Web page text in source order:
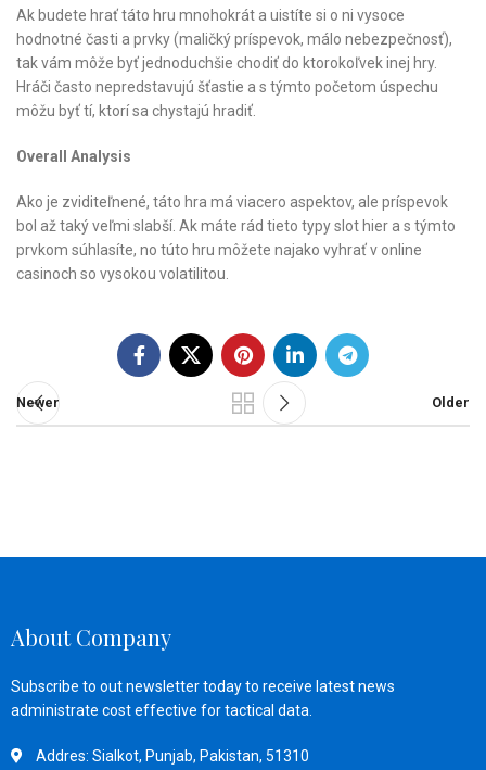
Ak budete hrať táto hru mnohokrát a uistíte si o ni vysoce
hodnotné časti a prvky (maličký príspevok, málo nebezpečnosť),
tak vám môže byť jednoduchšie chodiť do ktorokoľvek inej hry.
Hráči často nepredstavujú šťastie a s týmto početom úspechu
môžu byť tí, ktorí sa chystajú hradiť.
Overall Analysis
Ako je zviditeľnené, táto hra má viacero aspektov, ale príspevok
bol až taký veľmi slabší. Ak máte rád tieto typy slot hier a s týmto
prvkom súhlasíte, no túto hru môžete najako vyhrať v online
casinoch so vysokou volatilitou.
Newer Older
About Company
Subscribe to out newsletter today to receive latest news
administrate cost effective for tactical data.
Addres: Sialkot, Punjab, Pakistan, 51310